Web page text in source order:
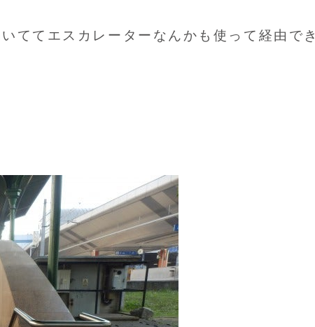
ててエスカレーターなんかも使って経由でき